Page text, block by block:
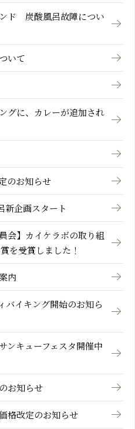
ンド 炭酸風呂故障につい
いて
グに、カレーが追加され
のお知らせ
新企画スタート
会】カイケラボの取り組
を受賞しました！
内
バイキング開始のお知ら
キューフェスタ開催中
お知らせ
改定のお知らせ